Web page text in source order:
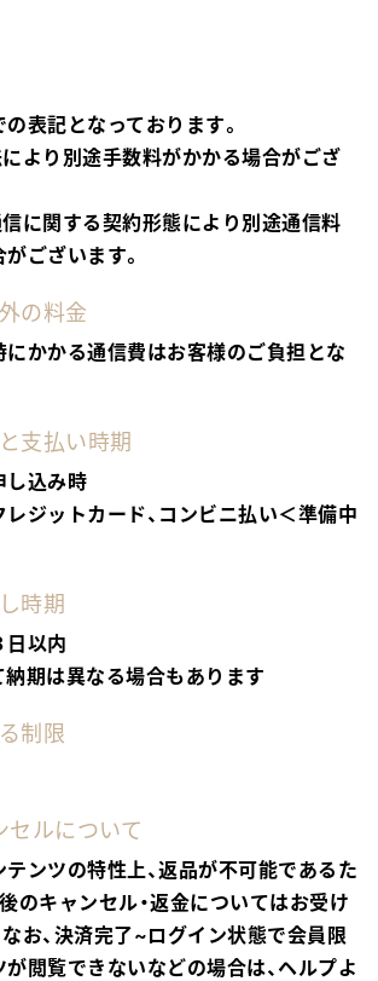
表記となっております。
より別途手数料がかかる場合がござ
に関する契約形態により別途通信料
ございます。
の料金
にかかる通信費はお客様のご負担とな
支払い時期
込み時
ジットカード、コンビニ払い＜準備中
時期
日以内
納期は異なる場合もあります
制限
セルについて
ンツの特性上、返品が不可能であるた
のキャンセル・返金についてはお受け
お、決済完了~ログイン状態で会員限
閲覧できないなどの場合は、ヘルプよ